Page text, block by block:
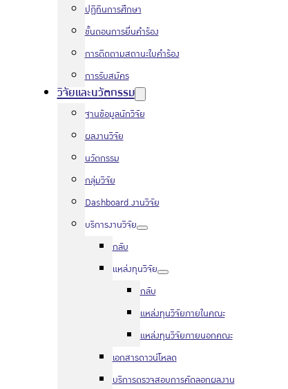
ปฏิทินการศึกษา
ขั้นตอนการยื่นคำร้อง
การติดตามสถานะใบคำร้อง
การรับสมัคร
วิจัยและนวัตกรรม
ฐานข้อมูลนักวิจัย
ผลงานวิจัย
นวัตกรรม
กลุ่มวิจัย
Dashboard งานวิจัย
บริการงานวิจัย
กลับ
แหล่งทุนวิจัย
กลับ
แหล่งทุนวิจัยภายในคณะ
แหล่งทุนวิจัยภายนอกคณะ
เอกสารดาวน์โหลด
บริการตรวจสอบการคัดลอกผลงาน